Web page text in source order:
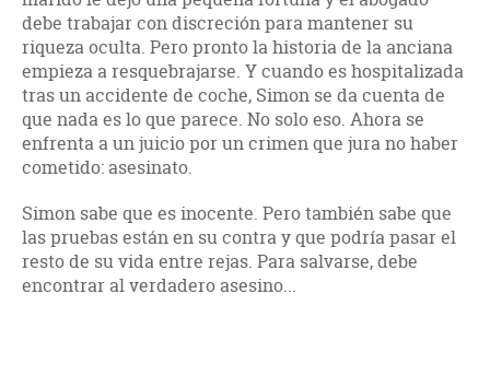
debe trabajar con discreción para mantener su
riqueza oculta. Pero pronto la historia de la anciana
empieza a resquebrajarse. Y cuando es hospitalizada
tras un accidente de coche, Simon se da cuenta de
que nada es lo que parece. No solo eso. Ahora se
enfrenta a un juicio por un crimen que jura no haber
cometido: asesinato.
Simon sabe que es inocente. Pero también sabe que
las pruebas están en su contra y que podría pasar el
resto de su vida entre rejas. Para salvarse, debe
encontrar al verdadero asesino...